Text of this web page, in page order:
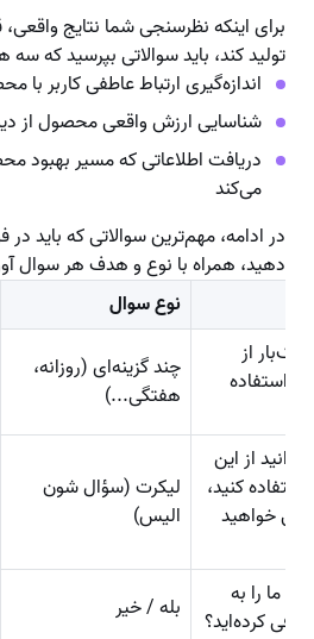
برای اینکه نظرسنجی شما نتایج واقعی،
تولید کند، باید سوالاتی بپرسید که
اندازه‌گیری ارتباط عاطفی کاربر با
شناسایی ارزش واقعی محصول از
دریافت اطلاعاتی که مسیر
می‌کند
دهید، همراه با نوع و هدف هر سوال
نوع سوال
از
استفاده
چند گزینه‌ای (روزانه،
هفتگی...)
از این
کنید،
خواهید
لیکرت (سؤال شون
الیس)
ما را به
کرده‌اید؟
بله / خیر